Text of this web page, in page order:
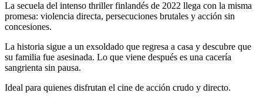
La secuela del intenso thriller finlandés de 2022 llega con la misma
promesa: violencia directa, persecuciones brutales y acción sin
concesiones.
La historia sigue a un exsoldado que regresa a casa y descubre que
su familia fue asesinada. Lo que viene después es una cacería
sangrienta sin pausa.
Ideal para quienes disfrutan el cine de acción crudo y directo.